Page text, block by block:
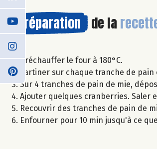
Préparation de la
Préchauffer le four à 180°C.
Tartiner sur chaque tranche de
Sur 4 tranches de pain de mie,
Ajouter quelques cranberries. Saler
Recouvrir des tranches de pain de
Enfourner pour 10 min jusqu'à ce